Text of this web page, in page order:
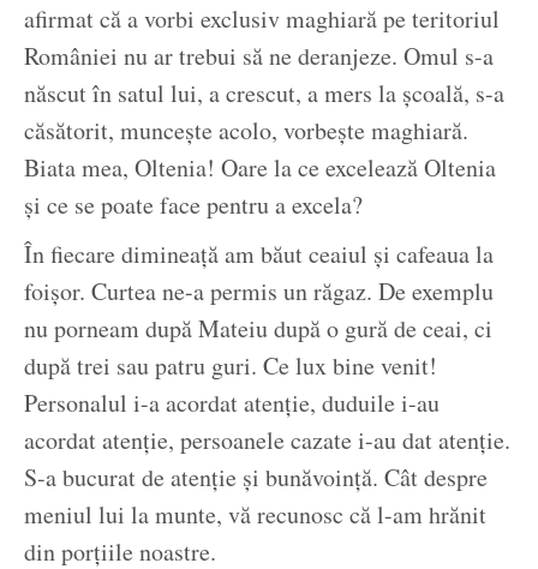
afirmat că a vorbi exclusiv maghiară pe teritoriul
României nu ar trebui să ne deranjeze. Omul s-a
născut în satul lui, a crescut, a mers la școală, s-a
căsătorit, muncește acolo, vorbește maghiară.
Biata mea, Oltenia! Oare la ce excelează Oltenia
și ce se poate face pentru a excela?
În fiecare dimineață am băut ceaiul și cafeaua la
foișor. Curtea ne-a permis un răgaz. De exemplu
nu porneam după Mateiu după o gură de ceai, ci
după trei sau patru guri. Ce lux bine venit!
Personalul i-a acordat atenție, duduile i-au
acordat atenție, persoanele cazate i-au dat atenție.
S-a bucurat de atenție și bunăvoință. Cât despre
meniul lui la munte, vă recunosc că l-am hrănit
din porțiile noastre.